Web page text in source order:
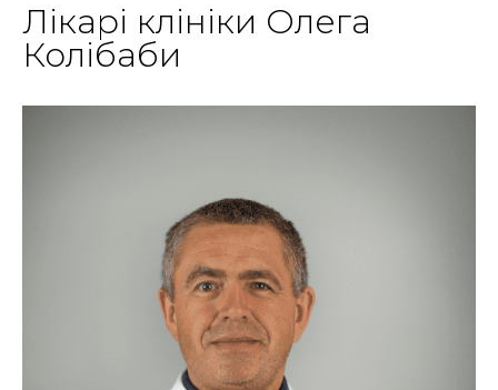
Лікарі клініки Олега
Колібаби